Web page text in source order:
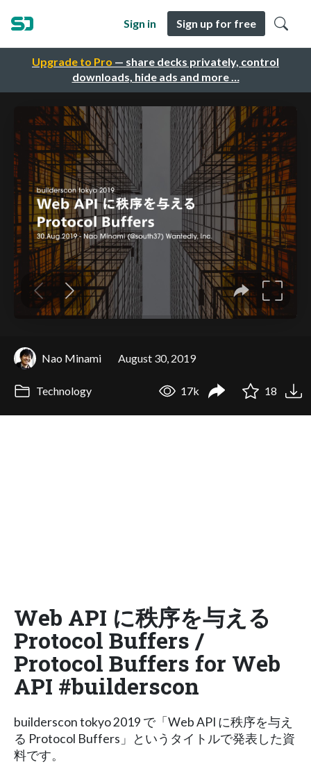
Upgrade to Pro — share decks privately, control
downloads, hide ads and more …
Sign in Sign up for free
Nao Minami August 30, 2019
Technology 17k 18
Web API に秩序を与える
Protocol Buffers /
Protocol Buffers for Web
API #builderscon
builderscon tokyo 2019 で「Web API に秩序を与え
る Protocol Buffers」というタイトルで発表した資
料です。